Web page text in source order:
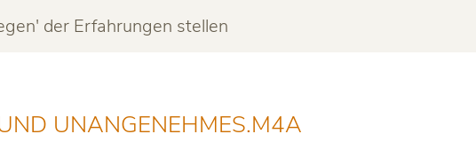
der Erfahrungen stellen
UNANGENEHMES.M4A